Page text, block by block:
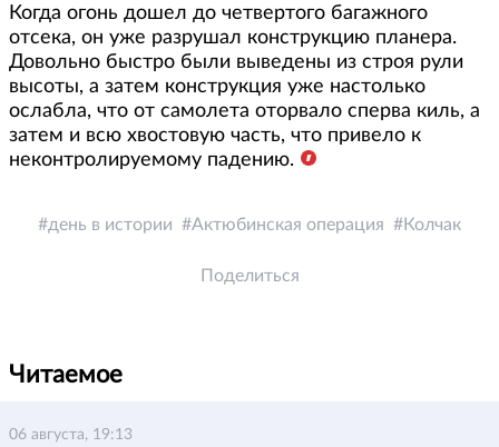
Когда огонь дошел до четвертого багажного
отсека, он уже разрушал конструкцию планера.
Довольно быстро были выведены из строя рули
высоты, а затем конструкция уже настолько
ослабла, что от самолета оторвало сперва киль, а
затем и всю хвостовую часть, что привело к
неконтролируемому падению.
день в истории Актюбинская операция Колчак
Поделиться
Читаемое
06 августа, 19:13